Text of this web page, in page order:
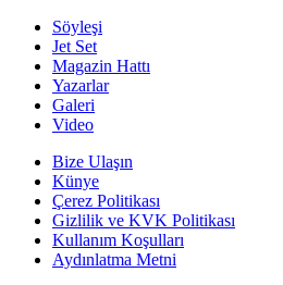
Söyleşi
Jet Set
Magazin Hattı
Yazarlar
Galeri
Video
Bize Ulaşın
Künye
Çerez Politikası
Gizlilik ve KVK Politikası
Kullanım Koşulları
Aydınlatma Metni